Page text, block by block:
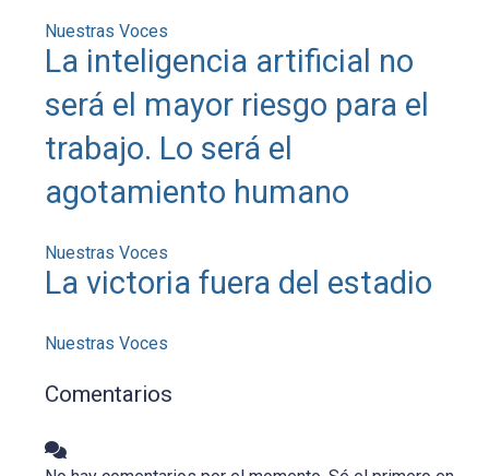
Nuestras Voces
La inteligencia artificial no
será el mayor riesgo para el
trabajo. Lo será el
agotamiento humano
Nuestras Voces
La victoria fuera del estadio
Nuestras Voces
Comentarios